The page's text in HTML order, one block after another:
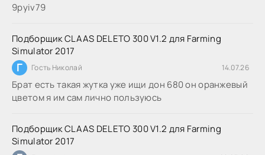
9руіv79
Подборщик CLAAS DELETO 300 V1.2 для Farming
Simulator 2017
Г Гость Николай 14.07.26
Брат есть такая жутка уже ищи дон 680 он оранжевый
цветом я им сам лично пользуюсь
Подборщик CLAAS DELETO 300 V1.2 для Farming
Simulator 2017